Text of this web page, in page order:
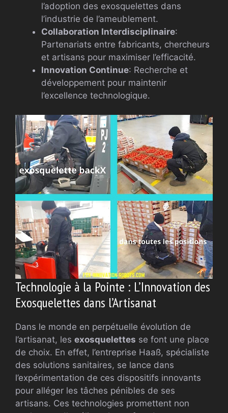
l’adoption des exosquelettes dans
l’industrie de l’ameublement.
Collaboration Interdisciplinaire:
Partenariats entre fabricants, chercheurs
et artisans pour maximiser l’efficacité.
Innovation Continue: Recherche et
développement pour maintenir
l’excellence technologique.
Technologie à la Pointe : L’Innovation des
Exosquelettes dans l’Artisanat
Dans le monde en perpétuelle évolution de
l’artisanat, les exosquelettes se font une place
de choix. En effet, l’entreprise Haaß, spécialiste
des solutions sanitaires, se lance dans
l’expérimentation de ces dispositifs innovants
pour alléger les tâches pénibles de ses
artisans. Ces technologies promettent non